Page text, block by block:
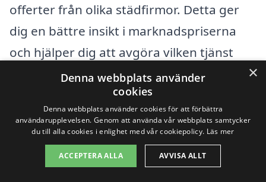
offerter från olika städfirmor. Detta ger
dig en bättre insikt i marknadspriserna
och hjälper dig att avgöra vilken tjänst
som mest effektivt möter dina behov och
din budget. Genom att använda en
plattform som vår kan du enkelt jämföra
erbjudanden och hitta det mest
fördelaktiga alternativet för storstädning.
×
Denna webbplats använder
cookies
Denna webbplats använder cookies för att förbättra
användarupplevelsen. Genom att använda vår webbplats samtycker
du till alla cookies i enlighet med vår cookiepolicy. Läs mer
ACCEPTERA ALLA AVVISA ALLT